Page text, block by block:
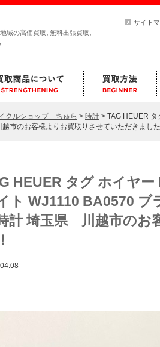
域の高価買取､無料出張買取､
サイト
クルショップ ちゅら > 時計 > TAG HEUER
市のお客様よりお買取りさせていただきました
HEUER タグ ホイヤ
ト WJ1110 BA0570 ブ
計 埼玉県 川越市のお